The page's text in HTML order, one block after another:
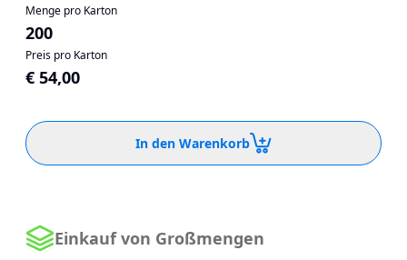
Menge pro Karton
200
Preis pro Karton
€ 54,00
In den Warenkorb
Einkauf von Großmengen